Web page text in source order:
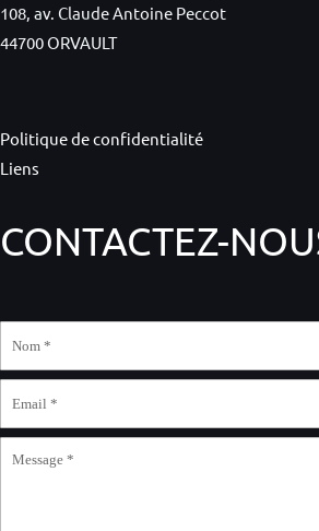
108, av. Claude Antoine Peccot
44700 ORVAULT
Politique de confidentialité
Liens
CONTACTEZ-